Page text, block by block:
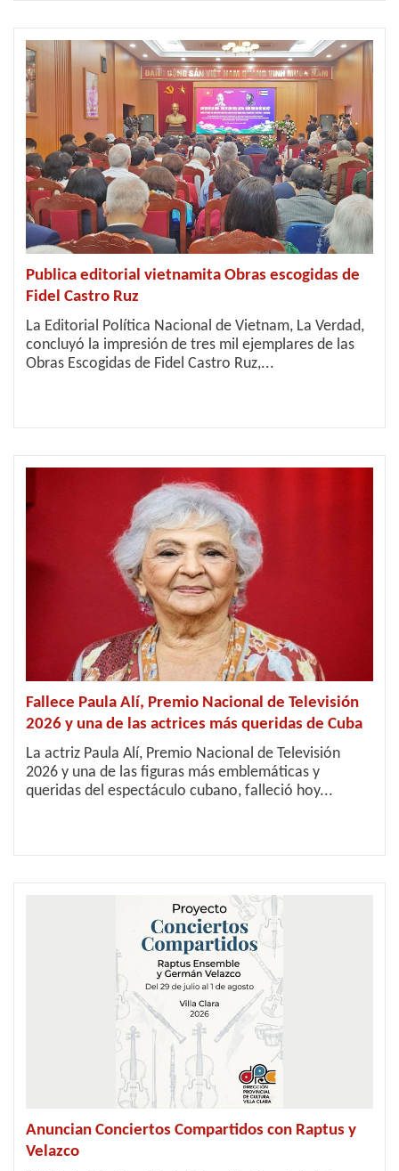
Publica editorial vietnamita Obras escogidas de
Fidel Castro Ruz
La Editorial Política Nacional de Vietnam, La Verdad,
concluyó la impresión de tres mil ejemplares de las
Obras Escogidas de Fidel Castro Ruz,...
Fallece Paula Alí, Premio Nacional de Televisión
2026 y una de las actrices más queridas de Cuba
La actriz Paula Alí, Premio Nacional de Televisión
2026 y una de las figuras más emblemáticas y
queridas del espectáculo cubano, falleció hoy...
Anuncian Conciertos Compartidos con Raptus y
Velazco